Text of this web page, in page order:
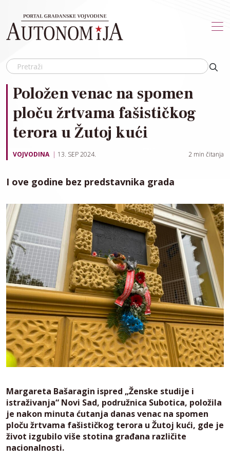
Položen venac na spomen
ploču žrtvama fašističkog
terora u Žutoj kući
VOJVODINA 13. SEP 2024. 2 min čitanja
I ove godine bez predstavnika grada
Margareta Bašaragin ispred „Ženske studije i
istraživanja“ Novi Sad, podružnica Subotica, položila
je nakon minuta ćutanja danas venac na spomen
ploču žrtvama fašističkog terora u Žutoj kući, gde je
život izgubilo više stotina građana različite
nacionalnosti.